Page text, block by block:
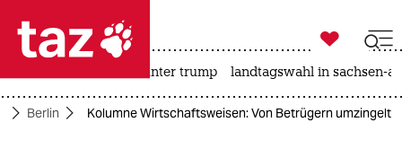
 taz zahl ich
taz zahl ich

taz zahl ich
usa unter trump landtagswahl in sachsen-
Berlin Kolumne Wirtschaftsweisen: Von Betrügern umzingelt